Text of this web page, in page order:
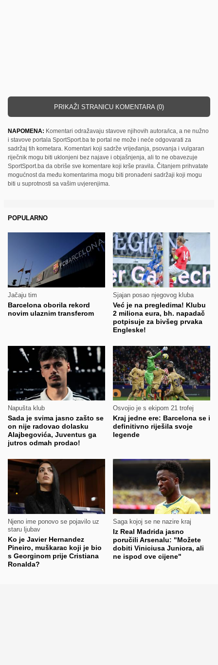
PRIKAŽI STRANICU KOMENTARA (0)
NAPOMENA: Komentari odražavaju stavove njihovih autora/ica, a ne nužno
i stavove portala SportSport.ba te portal ne može i neće odgovarati za
sadržaj tih kometara. Komentari koji sadrže vrijeđanja, psovanja i vulgaran
riječnik mogu biti uklonjeni bez najave i objašnjenja, ali to ne obavezuje
SportSport.ba da obriše sve komentare koji krše pravila. Čitanjem prihvatate
mogućnost da među komentarima mogu biti pronađeni sadržaji koji mogu
biti u suprotnosti sa vašim uvjerenjima.
POPULARNO
Jačaju tim
Barcelona oborila rekord
novim ulaznim transferom
Sjajan posao njegovog kluba
Već je na pregledima! Klubu
2 miliona eura, bh. napadač
potpisuje za bivšeg prvaka
Engleske!
Napušta klub
Sada je svima jasno zašto se
on nije radovao dolasku
Alajbegovića, Juventus ga
jutros odmah prodao!
Osvojio je s ekipom 21 trofej
Kraj jedne ere: Barcelona se i
definitivno riješila svoje
legende
Njeno ime ponovo se pojavilo uz
staru ljubav
Ko je Javier Hernandez
Pineiro, muškarac koji je bio
s Georginom prije Cristiana
Ronalda?
Saga kojoj se ne nazire kraj
Iz Real Madrida jasno
poručili Arsenalu: "Možete
dobiti Viniciusa Juniora, ali
ne ispod ove cijene"